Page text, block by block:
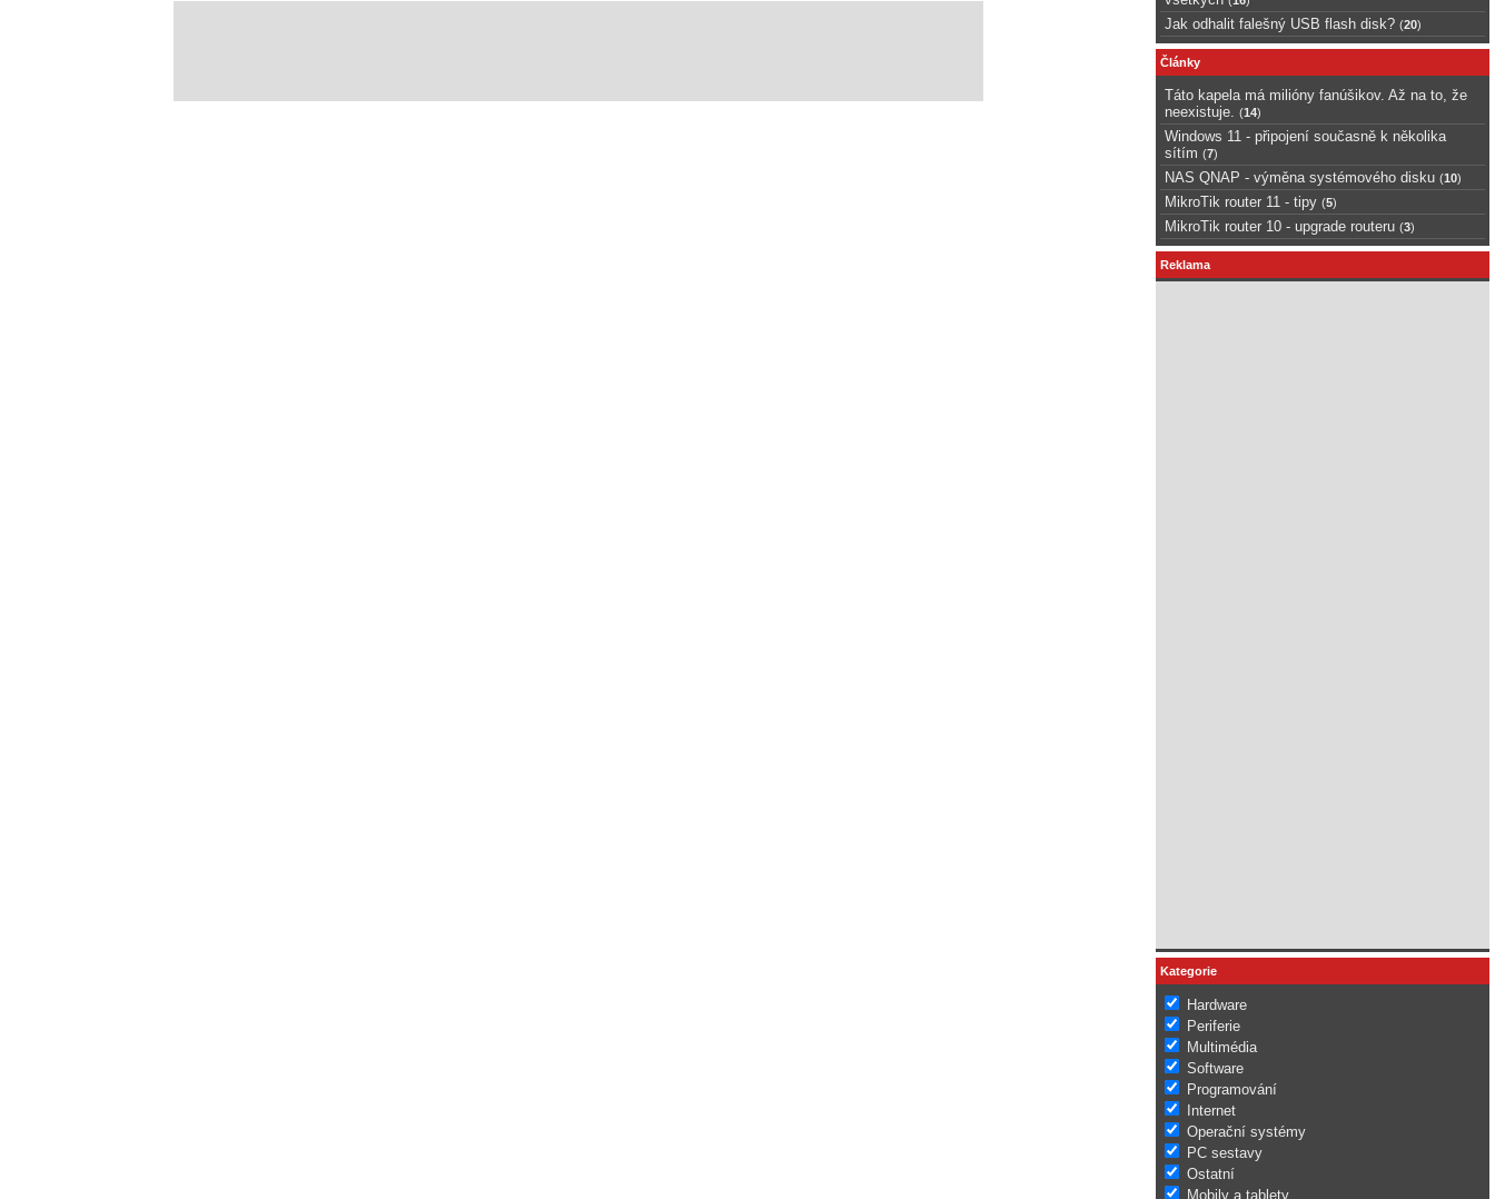
Jak odhalit falešný USB flash disk? (20)
Články
Táto kapela má milióny fanúšikov. Až na to, že
neexistuje.
(14)
Windows 11 - připojení současně k několika
sítím (7)
NAS QNAP - výměna systémového disku (10)
MikroTik router 11 - tipy (5)
MikroTik router 10 - upgrade routeru (3)
Reklama
Kategorie
Hardware
Periferie
Multimédia
Software
Programování
Internet
Operační systémy
PC sestavy
Ostatní
Mobily a tablety